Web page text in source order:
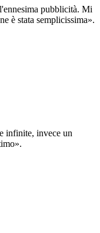
pubblicità. Mi
è stata semplicissima».
infinite, invece un